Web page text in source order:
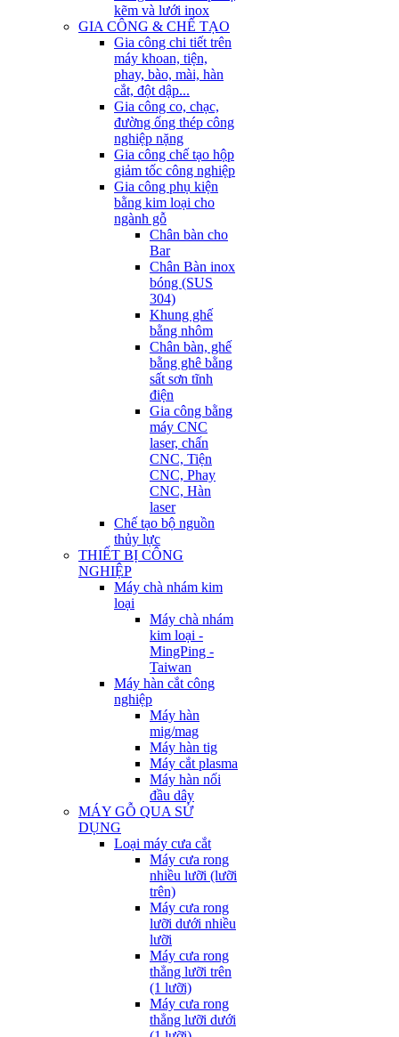
kẽm và lưới inox
GIA CÔNG & CHẾ TẠO
Gia công chi tiết trên
máy khoan, tiện,
phay, bào, mài, hàn
cắt, đột dập...
Gia công co, chạc,
đường ống thép công
nghiệp nặng
Gia công chế tạo hộp
giảm tốc công nghiệp
Gia công phụ kiện
bằng kim loại cho
ngành gỗ
Chân bàn cho
Bar
Chân Bàn inox
bóng (SUS
304)
Khung ghế
bằng nhôm
Chân bàn, ghế
bằng ghê bằng
sất sơn tĩnh
điện
Gia công bằng
máy CNC
laser, chấn
CNC, Tiện
CNC, Phay
CNC, Hàn
laser
Chế tạo bộ nguồn
thủy lực
THIẾT BỊ CÔNG
NGHIỆP
Máy chà nhám kim
loại
Máy chà nhám
kim loại -
MingPing -
Taiwan
Máy hàn cắt công
nghiệp
Máy hàn
mig/mag
Máy hàn tig
Máy cắt plasma
Máy hàn nối
đầu dây
MÁY GỖ QUA SỬ
DỤNG
Loại máy cưa cắt
Máy cưa rong
nhiều lưỡi (lưỡi
trên)
Máy cưa rong
lưỡi dưới nhiều
lưỡi
Máy cưa rong
thẳng lưỡi trên
(1 lưỡi)
Máy cưa rong
thẳng lưỡi dưới